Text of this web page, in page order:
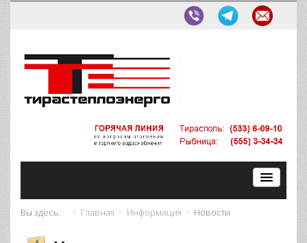
Вы здесь: Главная Информация Новости